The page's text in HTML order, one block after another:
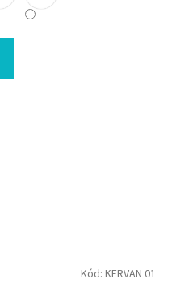
Kód: KERVAN 01